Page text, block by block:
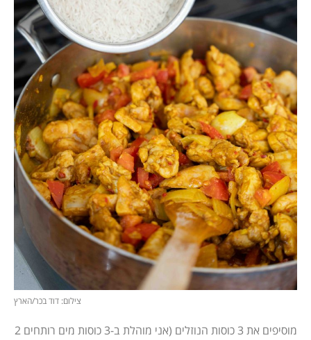
צילום: דוד בכר/הארץ
מוסיפים את 3 כוסות הנוזלים (אני מוהלת ב-3 כוסות מים רותחים 2